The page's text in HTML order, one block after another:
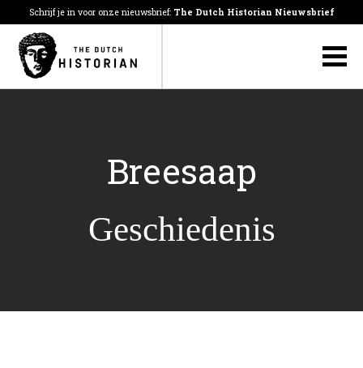
Schrijf je in voor onze nieuwsbrief: The Dutch Historian Nieuwsbrief
Breesaap
Geschiedenis